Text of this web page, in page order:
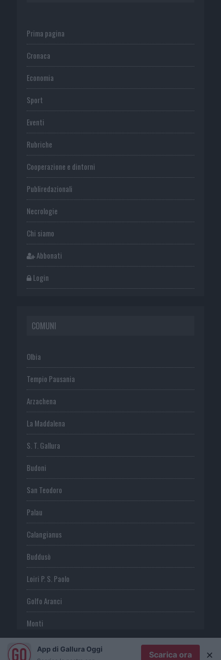
Prima pagina
Cronaca
Economia
Sport
Eventi
Rubriche
Cooperazione e dintorni
Publiredazionali
Necrologie
Chi siamo
Abbonati
Login
COMUNI
Olbia
Tempio Pausania
Arzachena
La Maddalena
S. T. Gallura
Budoni
San Teodoro
Palau
Calangianus
Buddusò
Loiri P. S. Paolo
Golfo Aranci
Monti
TeltiApp di Gallura Oggi
Scarica ora ×